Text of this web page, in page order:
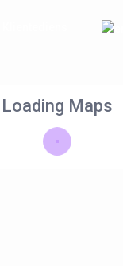
Loading Maps